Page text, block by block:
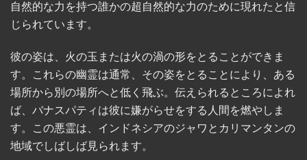
自然的な力を持つ誰かの超自然的な力のために現れたと信
じられています。
彼の姿は、火の玉または火の渦の形をとることができま
す。これらの幽霊は通常、その姿をとることにより、ある
場所から別の場所へと低く飛ぶ。伝えられるところによれ
ば、バナスパティは彼に嫌がらせをする人間を燃やしま
す。この悪霊は、インドネシアのジャワとカリマンタンの
地域でしばしば見られます。